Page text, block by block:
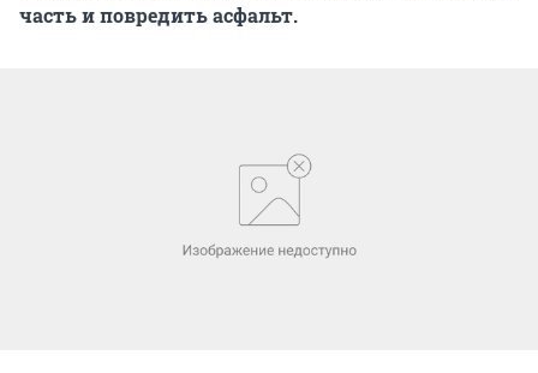
часть и повредить асфальт.